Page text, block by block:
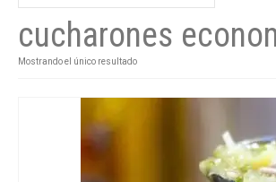
Accesorios
Empaques
cucharones
Mostrando el único resultado